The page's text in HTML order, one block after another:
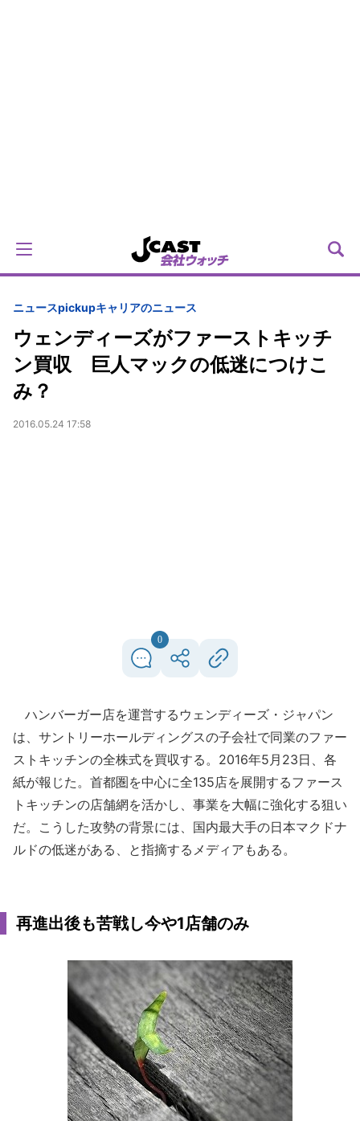
ニュースpickupキャリアのニュース
ウェンディーズがファーストキッチ
ン買収 巨人マックの低迷につけこ
み？
2016.05.24 17:58
0
ハンバーガー店を運営するウェンディーズ・ジャパン
は、サントリーホールディングスの子会社で同業のファー
ストキッチンの全株式を買収する。2016年5月23日、各
紙が報じた。首都圏を中心に全135店を展開するファース
トキッチンの店舗網を活かし、事業を大幅に強化する狙い
だ。こうした攻勢の背景には、国内最大手の日本マクドナ
ルドの低迷がある、と指摘するメディアもある。
再進出後も苦戦し今や1店舗のみ